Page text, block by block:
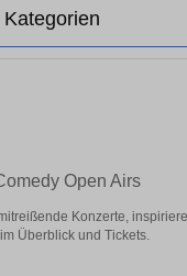
Open Airs
Konzerte,
Überblick und Tickets.